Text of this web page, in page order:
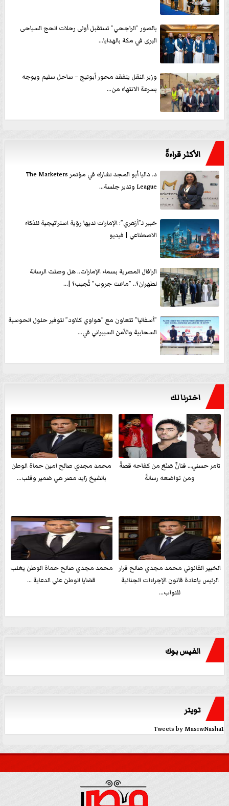
بالصور ”الراجحي” تستقبل أولى رحلات الحج السياحى
البرى في مكة بالهدايا...
وزير النقل يتفقد محور أبوتيج – ساحل سليم ويوجه
بسرعة الانتهاء من...
الأكثر قراءةً
د. داليا أبو المجد تشارك في مؤتمر The Marketers
League وتدير جلسة...
خبير لـ”أزهري”: الإمارات لديها رؤية استراتيجية للذكاء
الاصطناعي | فيديو
الرافال المصرية بسماء الإمارات.. هل وصلت الرسالة
لطهران؟.. ”ماعت جروب” تُجيب؟ |...
”أسفاليا” تتعاون مع ”هواوي كلاود” لتوفير حلول الحوسبة
السحابية والأمن السيبراني في...
اخترنا لك
تامر حسني… فنانٌ صَنَعَ من كفاحه قصةً
ومن تواضعه رسالةً
محمد مجدي صالح امين حماة الوطن
بالشيخ زايد مصر هي ضمير وقلب...
الخبير القانوني محمد مجدي صالح قرار
الرئيس بإعادة قانون الإجراءات الجنائية
للنواب...
محمد مجدي صالح حماة الوطن يغلب
قضايا الوطن علي الدعاية ...
الفيس بوك
تويتر
Tweets by MasrwNasha1